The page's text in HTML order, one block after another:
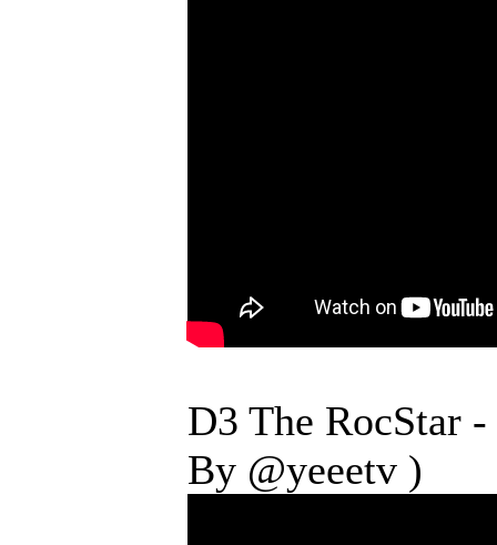
D3 The RocStar
By ‪@yeeetv‬ )